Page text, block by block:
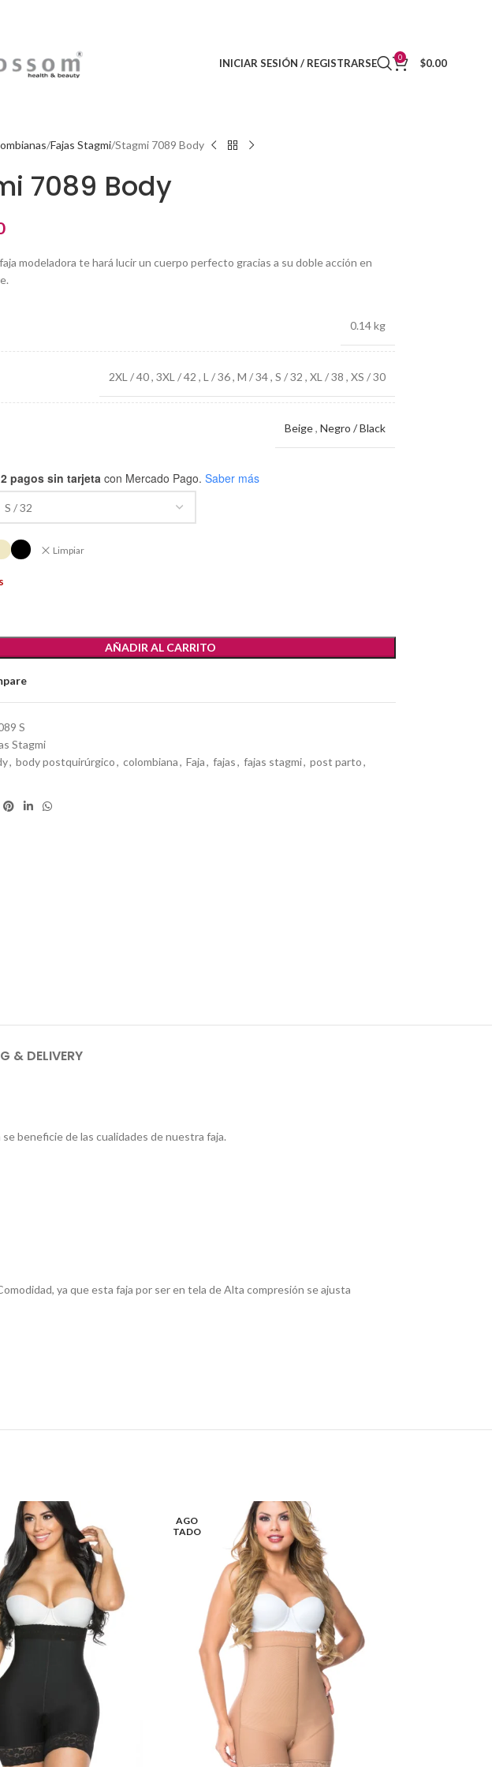
INICIAR SESIÓN / REGISTRARSE 0 $0.00
Fajas Stagmi Stagmi 7089 Body
7089 Body
modeladora te hará lucir un cuerpo perfecto gracias a su doble acción en
0.14 kg
2XL / 40, 3XL / 42 , L / 36, M / 34, S / 32 , XL / 38 , XS / 30
Beige, Negro / Black
pagos sin tarjeta con Mercado Pago. Saber más
Limpiar
AÑADIR AL CARRITO
S
Stagmi
, body postquirúrgico, colombiana, Faja, fajas, fajas stagmi, post parto,
& DELIVERY
beneficie de las cualidades de nuestra faja.
ya que esta faja por ser en tela de Alta compresión se ajusta
AGO
TADO